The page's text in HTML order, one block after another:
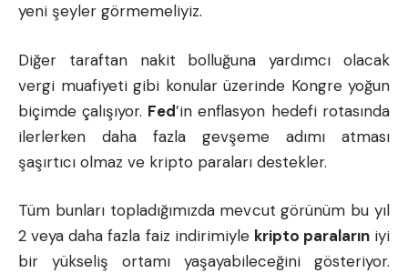
yeni şeyler görmemeliyiz.
Diğer taraftan nakit bolluğuna yardımcı olacak
vergi muafiyeti gibi konular üzerinde Kongre yoğun
biçimde çalışıyor. Fed’in enflasyon hedefi rotasında
ilerlerken daha fazla gevşeme adımı atması
şaşırtıcı olmaz ve kripto paraları destekler.
Tüm bunları topladığımızda mevcut görünüm bu yıl
2 veya daha fazla faiz indirimiyle kripto paralarıniyi
bir yükseliş ortamı yaşayabileceğini gösteriyor.